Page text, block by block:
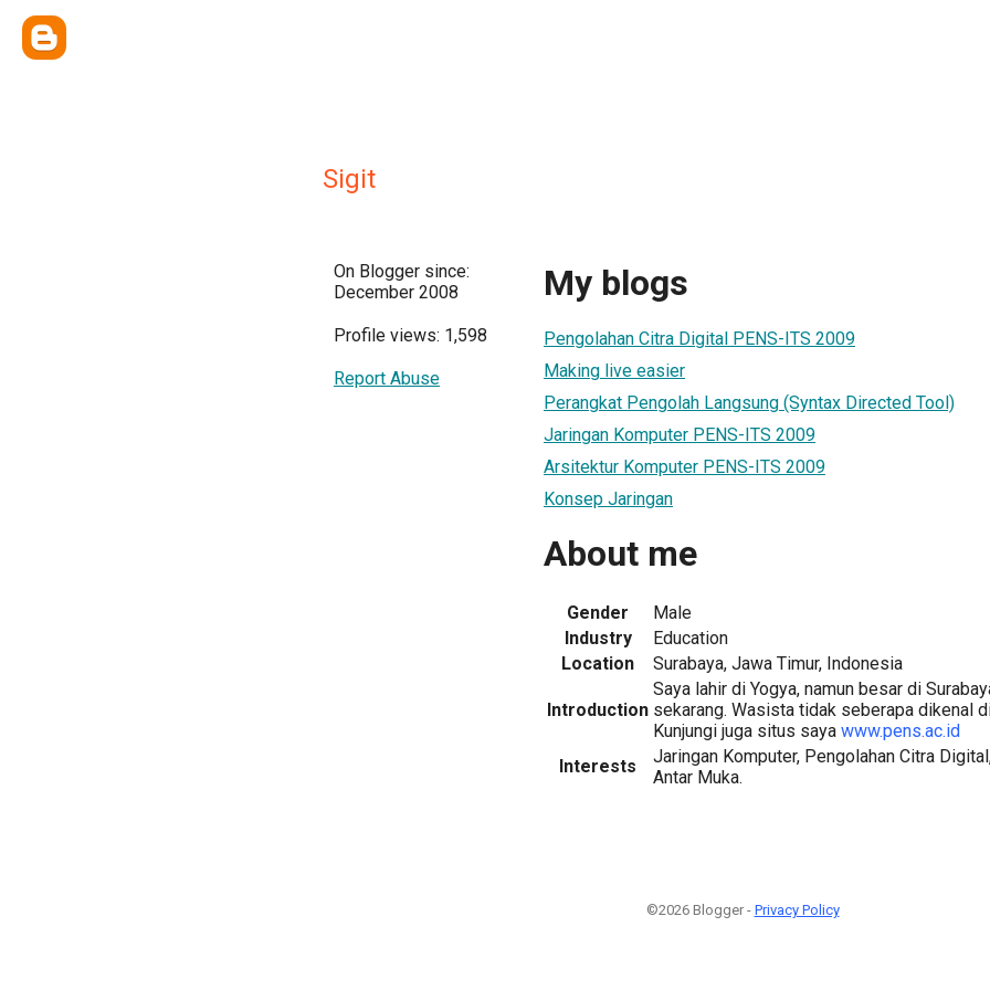
Sigit
On Blogger since:
December 2008
Profile views: 1,598
Report Abuse
My blogs
Pengolahan Citra Digital PENS-ITS 2009
Making live easier
Perangkat Pengolah Langsung (Syntax Directed Tool)
Jaringan Komputer PENS-ITS 2009
Arsitektur Komputer PENS-ITS 2009
Konsep Jaringan
About me
Gender
Male
Industry
Education
Location
Surabaya, Jawa Timur, Indonesia
Introduction
Saya lahir di Yogya, namun besar di
sekarang. Wasista tidak seberapa dikenal
Kunjungi juga situs saya www.pens.ac.id
Interests
Jaringan Komputer, Pengolahan Citra
Antar Muka.
©2026 Blogger - Privacy Policy